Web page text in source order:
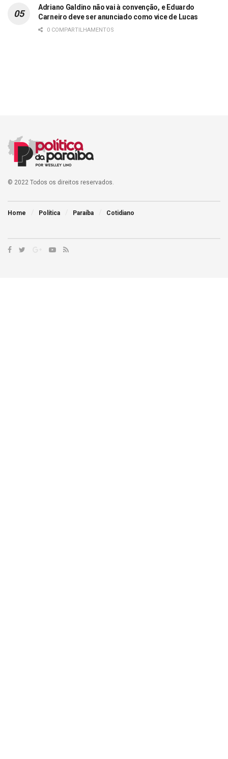
Adriano Galdino não vai à convenção, e Eduardo
Carneiro deve ser anunciado como vice de Lucas
0 COMPARTILHAMENTOS
© 2022 Todos os direitos reservados.
Home Política Paraíba Cotidiano